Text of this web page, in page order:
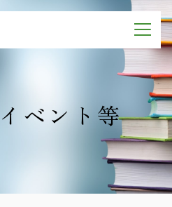
ベント等